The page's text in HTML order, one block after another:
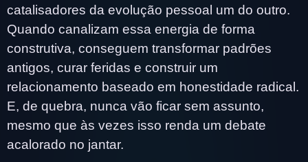
catalisadores da evolução pessoal um do outro.
Quando canalizam essa energia de forma
construtiva, conseguem transformar padrões
antigos, curar feridas e construir um
relacionamento baseado em honestidade radical.
E, de quebra, nunca vão ficar sem assunto,
mesmo que às vezes isso renda um debate
acalorado no jantar.